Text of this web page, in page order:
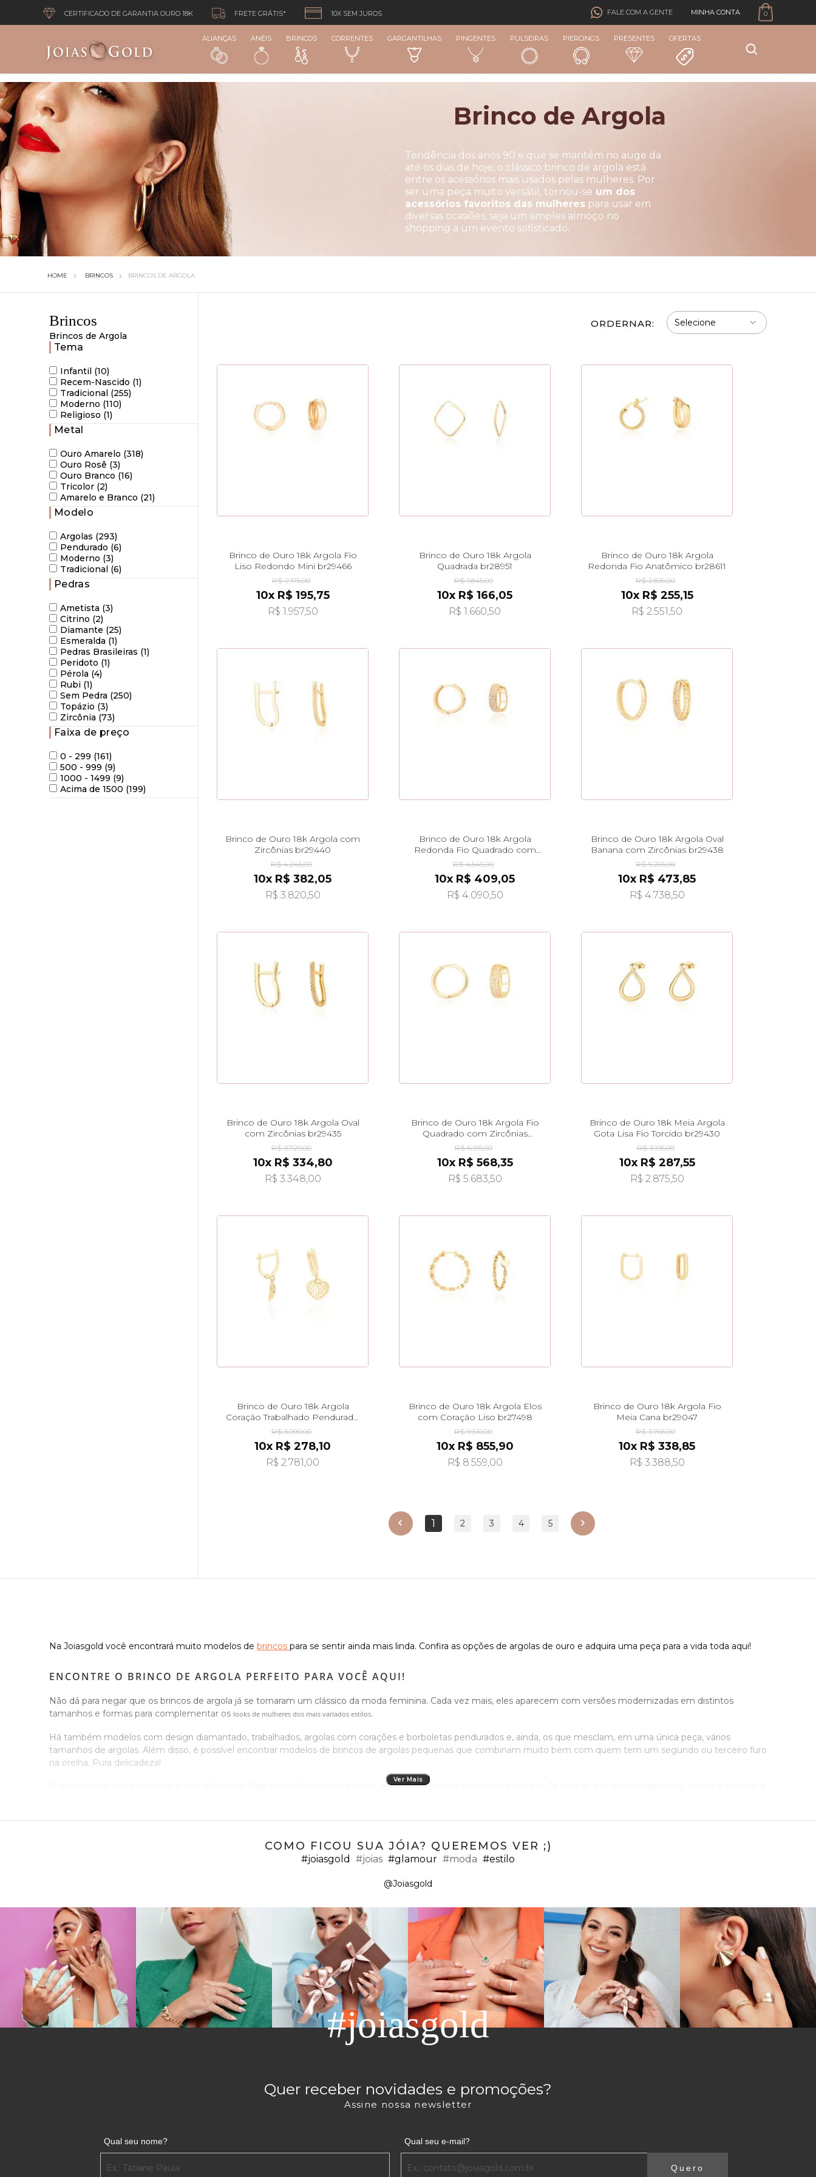
CERTIFICADO DE GARANTIA OURO 18K FRETE GRÁTIS* 10X SEM JUROS FALE COM A GENTE MINHA CONTA 0
ALIANÇAS ANÉIS BRINCOS CORRENTES GARGANTILHAS PINGENTES PULSEIRAS PIERCINGS PRESENTES OFERTAS
Brinco de Argola
Tendência dos anos 90 e que se mantém no auge da
até os dias de hoje, o clássico brinco de argola está
entre os acessórios mais usados pelas mulheres. Por
ser uma peça muito versátil, tornou-se um dos
acessórios favoritos das mulheres para usar em
diversas ocasiões, seja um simples almoço no
shopping a um evento sofisticado.
BRINCOS BRINCOS DE ARGOLA
Brincos
Brincos de Argola
Tema
Infantil (10)
Recem-Nascido (1)
Tradicional (255)
Moderno (110)
Religioso (1)
Metal
Ouro Amarelo (318)
Ouro Rosê (3)
Ouro Branco (16)
Tricolor (2)
Amarelo e Branco (21)
Modelo
Argolas (293)
Pendurado (6)
Moderno (3)
Tradicional (6)
Pedras
Ametista (3)
Citrino (2)
Diamante (25)
Esmeralda (1)
Pedras Brasileiras (1)
Peridoto (1)
Pérola (4)
Rubi (1)
Sem Pedra (250)
Topázio (3)
Zircônia (73)
Faixa de preço
0 - 299 (161)
500 - 999 (9)
1000 - 1499 (9)
Acima de 1500 (199)
ORDERNAR:
Brinco de Ouro 18k Argola Fio
Liso Redondo Mini br29466
R$ 2.175,00
10x R$ 195,75
R$ 1.957,50
Brinco de Ouro 18k Argola
Quadrada br28951
R$ 1.845,00
10x R$ 166,05
R$ 1.660,50
Brinco de Ouro 18k Argola
Redonda Fio Anatômico br28611
R$ 2.835,00
10x R$ 255,15
R$ 2.551,50
Brinco de Ouro 18k Argola com
Zircônias br29440
R$ 4.245,00
10x R$ 382,05
R$ 3.820,50
Brinco de Ouro 18k Argola
Redonda Fio Quadrado com
Zircônias br29439
R$ 4.545,00
10x R$ 409,05
R$ 4.090,50
Brinco de Ouro 18k Argola Oval
Banana com Zircônias br29438
R$ 5.265,00
10x R$ 473,85
R$ 4.738,50
Brinco de Ouro 18k Argola Oval
com Zircônias br29435
R$ 3.720,00
10x R$ 334,80
R$ 3.348,00
Brinco de Ouro 18k Argola Fio
Quadrado com Zircônias
br29434
R$ 6.315,00
10x R$ 568,35
R$ 5.683,50
Brinco de Ouro 18k Meia Argola
Gota Lisa Fio Torcido br29430
R$ 3.195,00
10x R$ 287,55
R$ 2.875,50
Brinco de Ouro 18k Argola
Coração Trabalhado Pendurado
br29354
R$ 3.090,00
10x R$ 278,10
R$ 2.781,00
Brinco de Ouro 18k Argola Elos
com Coração Liso br27498
R$ 9.510,00
10x R$ 855,90
R$ 8.559,00
Brinco de Ouro 18k Argola Fio
Meia Cana br29047
R$ 3.765,00
10x R$ 338,85
R$ 3.388,50
anterior 1 2 3 4 5 próximo
Na Joiasgold você encontrará muito modelos de brincos para se sentir ainda mais linda. Confira as opções de argolas de ouro e adquira uma peça para a vida toda aqui!
ENCONTRE O BRINCO DE ARGOLA PERFEITO PARA VOCÊ AQUI!
Não dá para negar que os brincos de argola já se tornaram um clássico da moda feminina. Cada vez mais, eles aparecem com versões modernizadas em distintos
tamanhos e formas para complementar os looks de mulheres dos mais variados estilos.
Há também modelos com design diamantado, trabalhados, argolas com corações e borboletas pendurados e, ainda, os que mesclam, em uma única peça, vários
tamanhos de argolas. Além disso, é possível encontrar modelos de brincos de argolas pequenas que combinam muito bem com quem tem um segundo ou terceiro furo
na orelha. Pura delicadeza!
O tamanho da peça também é um diferencial. Para as mulheres mais básicas, existem as argolas pequenas e médias. Já para as que gostam de ousar, abusar e chamar a
Ah, mas se você estiver procurando um brinco de ouro de argola com um aspecto mais glamoroso, os que possuem pequenas pedras preciosas, comobrincos de
Tem para todos os gostos: Para mulheres delicadas e básicas, temos brincos de argola pequena e com aro mais fino; para as amantes de joias estravagantes, não
POR QUE COMPRAR UM BRINCO DE ARGOLA DE OURO?
Diante de inúmeras alternativas, todas em ouro 750 amarelo, branco, rosé ou com um mix entre dois metais, com ou sem pedras preciosas e em diferentes formatos,
como vazados, sextavados e até com elos ovais, quadrados e em losango, já está mais do que evidente que você encontrará o brinco de argola perfeito por aqui, mas
você sabe por que investir em um acessório de ouro?
Não poderíamos citar um primeiro motivo que não fosse a durabilidade. Como você já sabe, esse modelo é um dos mais atemporais existentes no universo dos
acessórios e, além disso, combina com qualquer look e ocasião. Sendo assim, nada mais justo que adquirir uma argola de ouro quedurará a sua vida toda, um verdadeiro
investimento
COMO COMBINAR ARGOLA DE OURO COM OUTROS ACESSÓRIOS?
ser usadas ao seu favor e encaixadas em seu estilo, é necessário avaliar as joias que você já utiliza e tem afeição, principalmente para conseguir combiná-las
adequadamente com seus novos brincos de argola.
Os brincos em formatos tradicionais são perfeitos para combinar com no segundo furo, inclusive os modelinhos coloridos,
formando ótimos pares com as argolinhas
Ver Mais
COMO FICOU SUA JÓIA? QUEREMOS VER ;)
#joiasgold #joias #glamour #moda #estilo
@Joiasgold
#joiasgold
Quer receber novidades e promoções?
Assine nossa newsletter
Qual seu nome? Qual seu e-mail?
Quero